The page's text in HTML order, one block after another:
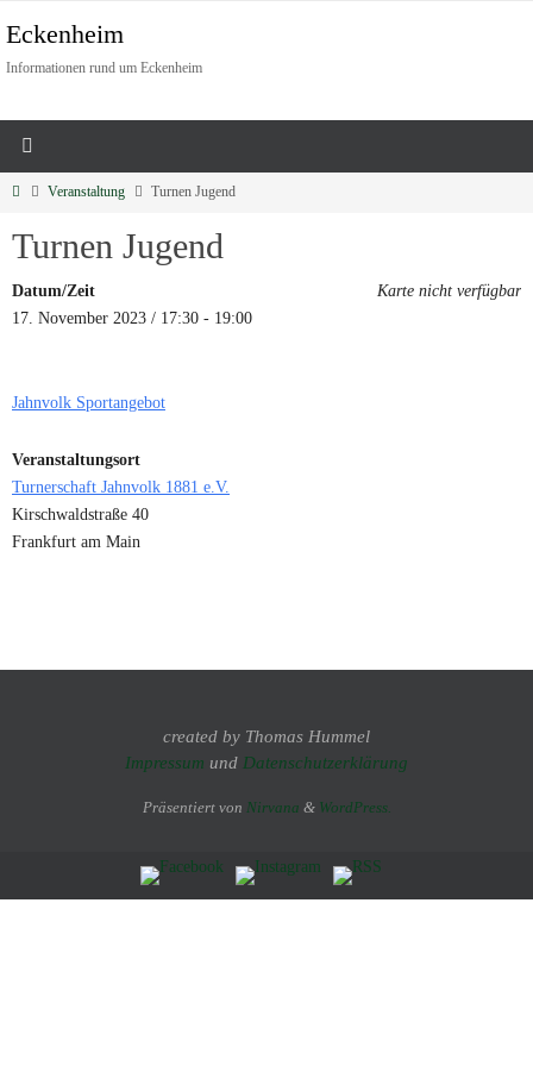
Eckenheim
Informationen rund um Eckenheim
Veranstaltung Turnen Jugend
Turnen Jugend
Karte nicht verfügbar
Datum/Zeit
17. November 2023 / 17:30 - 19:00
Jahnvolk Sportangebot
Veranstaltungsort
Turnerschaft Jahnvolk 1881 e.V.
Kirschwaldstraße 40
Frankfurt am Main
created by Thomas Hummel
Impressum und Datenschutzerklärung
Präsentiert von Nirvana & WordPress.